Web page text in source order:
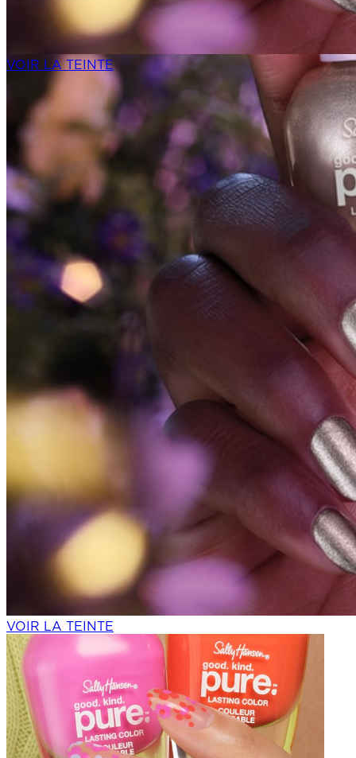
VOIR LA TEINTE
VOIR LA TEINTE